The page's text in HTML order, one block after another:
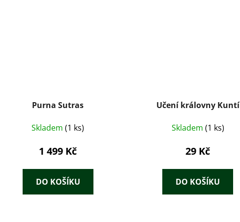
Purna Sutras
Skladem(1 ks)
1 499 Kč
DO KOŠÍKU
Učení královny Kuntí
Skladem (1 ks)
29 Kč
DO KOŠÍKU